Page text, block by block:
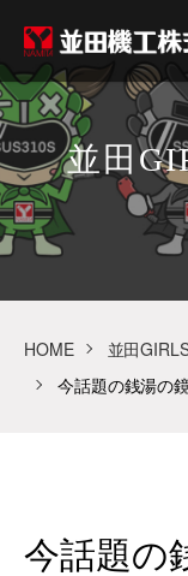
並田
HOME
並田
今話題の銭湯の
今話題の